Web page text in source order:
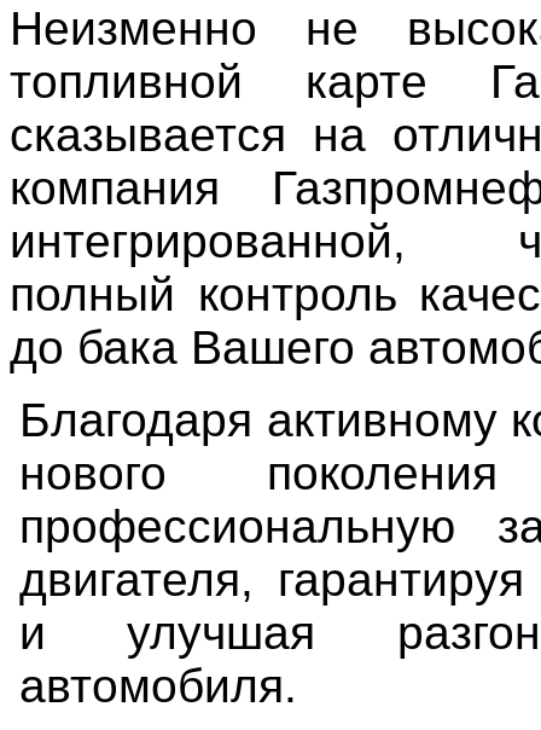
Неизменно не
топливной карте
сказывается на
компания
полный контроль
до бака Вашего
Благодаря активному
нового
профессиональную
двигателя,
и улучшая
автомобиля.